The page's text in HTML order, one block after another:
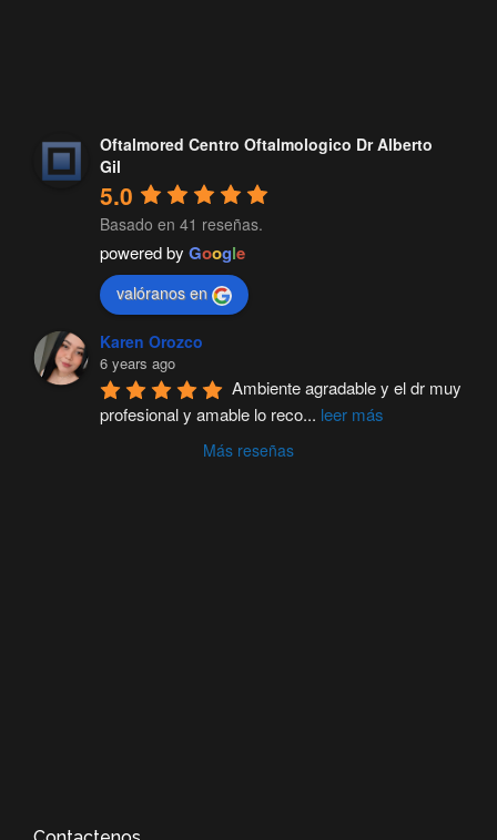
Oftalmored Centro Oftalmologico Dr Alberto
Gil
5.0
Basado en 41 reseñas.
powered by Google
valóranos en
Karen Orozco
6 years ago
Ambiente agradable y el dr muy
profesional y amable lo reco... leer más
Más reseñas